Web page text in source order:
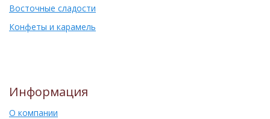
Восточные сладости
Конфеты и карамель
Информация
О компании